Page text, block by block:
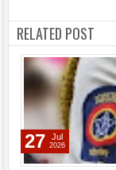
RELATED POST
27 Jul
2026